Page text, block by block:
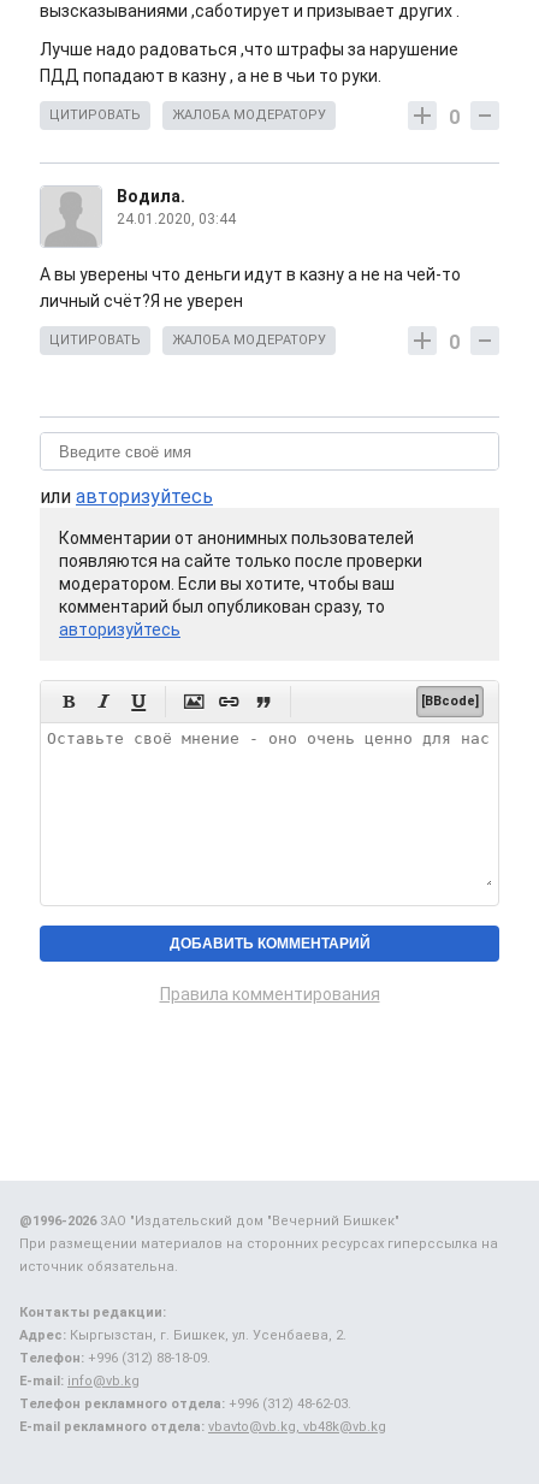
вызсказываниями ,саботирует и призывает других .
Лучше надо радоваться ,что штрафы за нарушение
ПДД попадают в казну , а не в чьи то руки.
0
ЦИТИРОВАТЬ ЖАЛОБА МОДЕРАТОРУ
Водила.
24.01.2020, 03:44
А вы уверены что деньги идут в казну а не на чей-то
личный счёт?Я не уверен
0
ЦИТИРОВАТЬ ЖАЛОБА МОДЕРАТОРУ
или авторизуйтесь
Комментарии от анонимных пользователей
появляются на сайте только после проверки
модератором. Если вы хотите, чтобы ваш
комментарий был опубликован сразу, то
авторизуйтесь
      [BBcode]
Правила комментирования
@1996-2026ЗАО "Издательский дом "Вечерний Бишкек"
При размещении материалов на сторонних ресурсах гиперссылка на
источник обязательна.
Контакты редакции:
Адрес: Кыргызстан, г. Бишкек, ул. Усенбаева, 2.
Телефон: +996 (312) 88-18-09.
E-mail: info@vb.kg
Телефон рекламного отдела: +996 (312) 48-62-03.
E-mail рекламного отдела: vbavto@vb.kg, vb48k@vb.kg